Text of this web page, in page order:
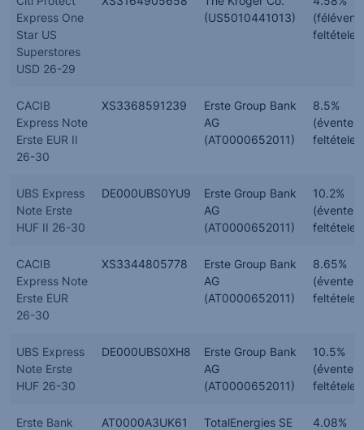
Express One
Star US
Superstores
USD 26-29
(US5010441013)
CACIB
Express Note
Erste EUR II
26-30
XS3368591239
Erste Group Bank
AG
(AT0000652011)
8.5%
(évente,
UBS Express
Note Erste
HUF II 26-30
DE000UBS0YU9
Erste Group Bank
AG
(AT0000652011)
10.2%
(évente,
CACIB
Express Note
Erste EUR
26-30
XS3344805778
Erste Group Bank
AG
(AT0000652011)
8.65%
(évente,
UBS Express
Note Erste
HUF 26-30
DE000UBS0XH8
Erste Group Bank
AG
(AT0000652011)
10.5%
(évente,
Erste Bank
AT0000A3UK61
TotalEnergies SE
4.08%